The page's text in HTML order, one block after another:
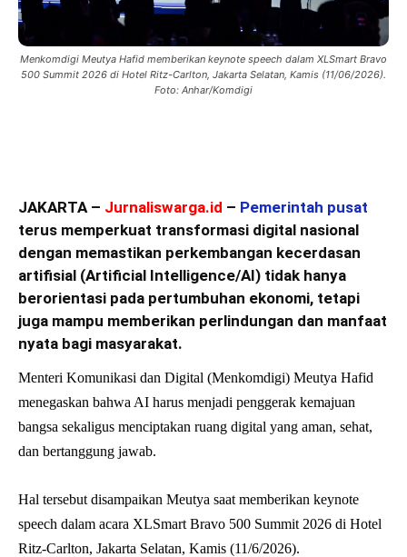
Menkomdigi Meutya Hafid memberikan keynote speech dalam XLSmart Bravo
500 Summit 2026 di Hotel Ritz-Carlton, Jakarta Selatan, Kamis (11/06/2026).
Foto: Anhar/Komdigi
JAKARTA – Jurnaliswarga.id – Pemerintah pusat
terus memperkuat transformasi digital nasional
dengan memastikan perkembangan kecerdasan
artifisial (Artificial Intelligence/AI) tidak hanya
berorientasi pada pertumbuhan ekonomi, tetapi
juga mampu memberikan perlindungan dan manfaat
nyata bagi masyarakat.
Menteri Komunikasi dan Digital (Menkomdigi) Meutya Hafid
menegaskan bahwa AI harus menjadi penggerak kemajuan
bangsa sekaligus menciptakan ruang digital yang aman, sehat,
dan bertanggung jawab.
Hal tersebut disampaikan Meutya saat memberikan keynote
speech dalam acara XLSmart Bravo 500 Summit 2026 di Hotel
Ritz-Carlton, Jakarta Selatan, Kamis (11/6/2026).